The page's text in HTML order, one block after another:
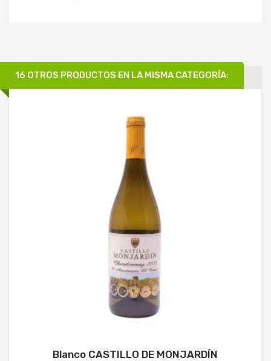
16 OTROS PRODUCTOS EN LA MISMA CATEGORÍA:
Blanco CASTILLO DE MONJARDÍN